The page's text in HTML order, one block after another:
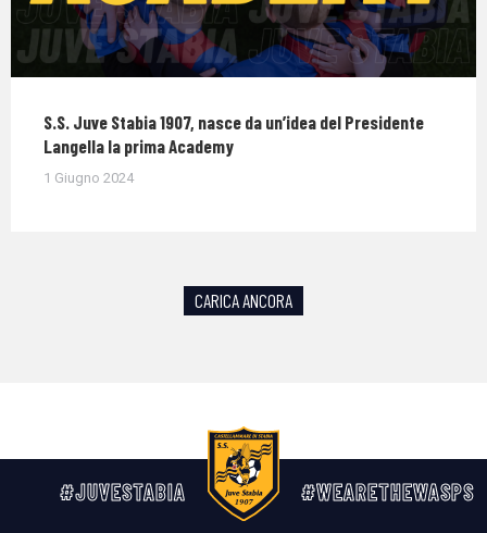
S.S. Juve Stabia 1907, nasce da un’idea del Presidente
Langella la prima Academy
1 Giugno 2024
CARICA ANCORA
#JUVESTABIA #WEARETHEWASPS